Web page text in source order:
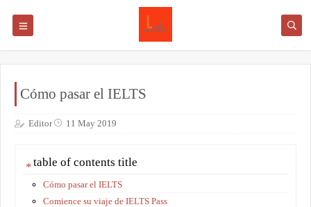
Cómo pasar el IELTS
Editor 11 May 2019
table of contents title
Cómo pasar el IELTS
Comience su viaje de IELTS Pass